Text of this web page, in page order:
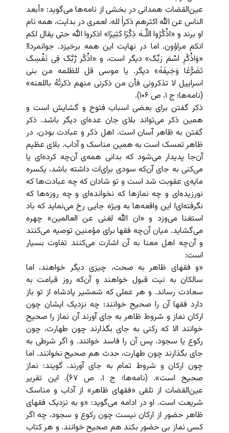
عین‌القضات همدانی در بخشی از نامه‌ها می‌گوید: «أبعد
الناس عن الله اکثرهم ذکراً لله. لعمری در بدایت، همه نام
او برند و «اذْکُرُوا اللَّـهَ ذِکْرًا کَثِیرًا» اذکروا الله حتی یقال لکم
انکم مراؤون. اما در نهایت این همه برخیزد. جوانمردا!
«وَاذْکُرِ اسْمَ رَبِّکَ» دیگر است، و «اذْکُر رَّبَّکَ فِی نَفْسِکَ
تَضَرُّعًا وَخِیفَهً» دیگر. یا موسی قل للظلمه من بنی
اسراییل لا تذکرونی فأن من ذکرنی منهم ذکرتُهُ باللعنه»
(نامه‌ها؛ ج ۱، ص ۱۰۶).
ذکر گفتن برای بعضی اسباب فتوح و گشایش است و
همین ذکر می‌تواند بلای جان عده‌ای دیگر باشد. ذکر
گفتن به ظاهر آسان است. اهل ذکر و عبادت بودن، در
ظاهر تمسک است به همین مناسک و آداب. بلای عظیم
آن‌جا پدیدار می‌شود که بدانی همه‌ی آن‌چه کرده‌ای یا
می‌کنی به جای آن‌که سودی برای‌ات داشته باشد، یکسره
مایه‌ی عقوبت شد است و تو شادان که چه عبادت‌ها که
نورزیده‌ای و چه نمازها که نخوانده‌ای و چه روزه‌ها که
نگرفته‌ای! این واقعه‌ها به ویژه جایی رخ می‌نماید که باد
استغنا می‌وزد و «ان الله لغنی عن العالمین» چهره
می‌گشاید. میان آن‌چه فقها برای مؤمنین توصیه می‌کنند
و آن‌چه اهل معنا به آن اشارت می‌کنند تفاوت بسیار
است:
«و فقهای ظاهر به صحت، چیزی دیگر خواهند، اما
سالکان به نیت قبول خواهند و آن‌که روز قیامت به
سعادت رساند. و هر عملی که شمشیر پادشاه از تو باز
دارد فقها آن را صحیح خوانند؛ چه نزدیک ایشان چون
ارکان نماز و شروط ظاهر به جای آورند آن نماز را صحیح
خوانند الا که رکنی به جای بگذارند چون طهارت، چون
رکوع یا سجود، پس آن را فاسد خوانند. و اگر شرطی به
جای بگذارند چون طهارت، حدث هم صحیح نخوانند. اما
چون ارکان و شروط تمام به جای آورند، گویند: نماز
صحیح است». (نامه‌ها؛ ج ۱، ص ۶۷). این تقریر
عین‌القضات از تلقی «فقهای ظاهر» از آداب و مناسک
شریعت است. او در ادامه می‌گوید: «و به نزدیک فقهای
ظاهر حضور از ارکان نیست چون رکوع و سجود، چه اگر
کسی نماز بی حضور بکند هم صحیح خوانند. و هر کتاب